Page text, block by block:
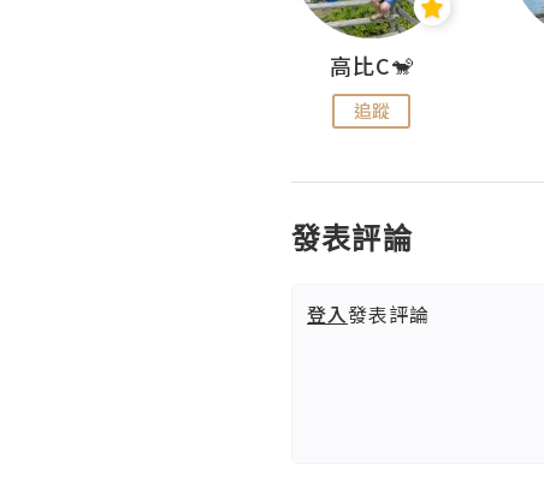
高比C🐒
追蹤
發表評論
登入發表評論